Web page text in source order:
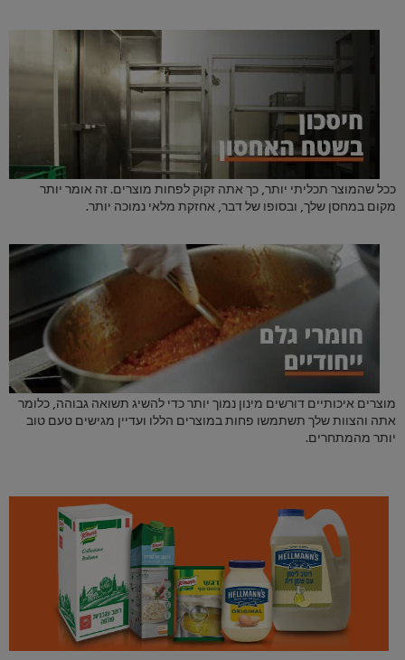
ככל שהמוצר תכליתי יותר, כך אתה זקוק לפחות מוצרים. זה אומר יותר
מקום במחסן שלך, ובסופו של דבר, אחזקת מלאי נמוכה יותר.
מוצרים איכותיים דורשים מינון נמוך יותר כדי להשיג תשואה גבוהה, כלומר
אתה והצוות שלך תשתמשו פחות במוצרים הללו ועדיין מגישים טעם טוב
יותר מהמתחרים.